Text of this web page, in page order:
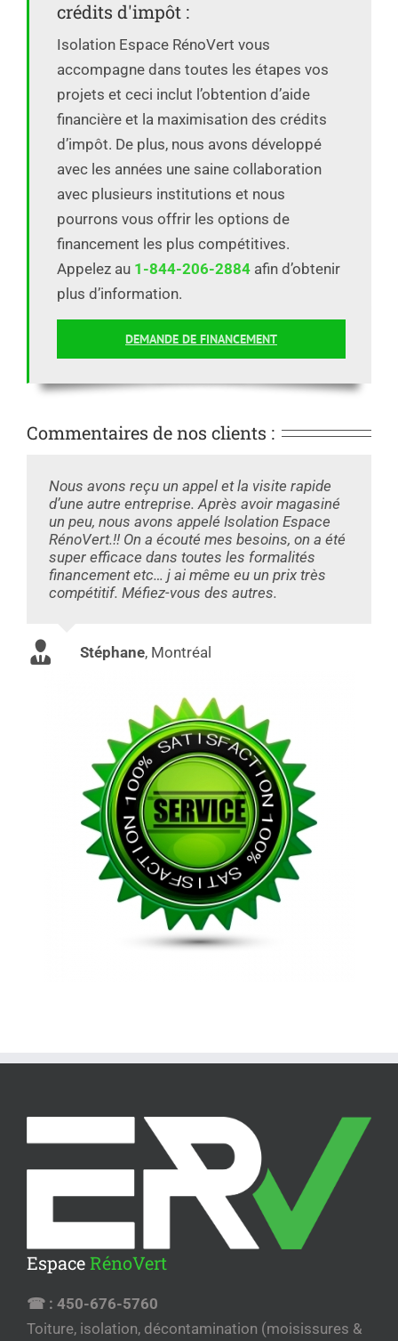
crédits d'impôt :
Isolation Espace RénoVert vous
accompagne dans toutes les étapes vos
projets et ceci inclut l’obtention d’aide
financière et la maximisation des crédits
d’impôt. De plus, nous avons développé
avec les années une saine collaboration
avec plusieurs institutions et nous
pourrons vous offrir les options de
financement les plus compétitives.
Appelez au 1-844-206-2884 afin d’obtenir
plus d’information.
DEMANDE DE FINANCEMENT
Commentaires de nos clients :
Nous avons reçu un appel et la visite rapide
d’une autre entreprise. Après avoir magasiné
un peu, nous avons appelé Isolation Espace
RénoVert.!! On a écouté mes besoins, on a été
super efficace dans toutes les formalités
financement etc… j ai même eu un prix très
compétitif. Méfiez-vous des autres.
Stéphane, Montréal
EspaceRénoVert
☎ : 450-676-5760
Toiture, isolation, décontamination (moisissures &